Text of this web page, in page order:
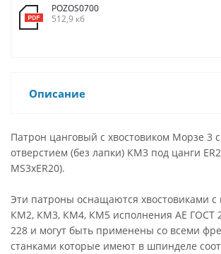
POZOS0700
512,9 кб
Описание
Патрон цанговый с хвостовиком Морзе 3
отверстием (без лапки) КМ3 под цанги
MS3xER20).
Эти патроны оснащаются хвостовиками с
КМ2, КМ3, КМ4, КМ5 исполнения AE ГОСТ
228 и могут быть применены со всеми
станками которые имеют в шпинделе